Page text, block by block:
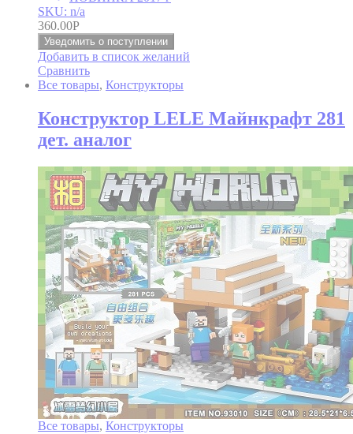
SKU: n/a
360.00Р
Уведомить о поступлении
Добавить в список желаний
Сравнить
Все товары, Конструкторы
Конструктор LELE Майнкрафт 281
дет. аналог
Все товары, Конструкторы